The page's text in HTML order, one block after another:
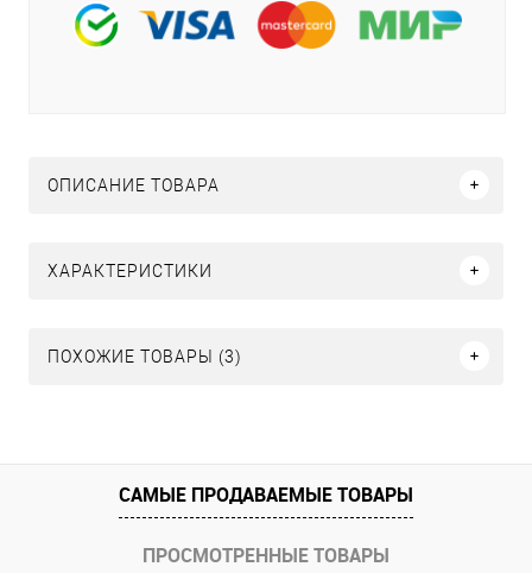
ОПИСАНИЕ ТОВАРА
ХАРАКТЕРИСТИКИ
ПОХОЖИЕ ТОВАРЫ (3)
САМЫЕ ПРОДАВАЕМЫЕ ТОВАРЫ
ПРОСМОТРЕННЫЕ ТОВАРЫ